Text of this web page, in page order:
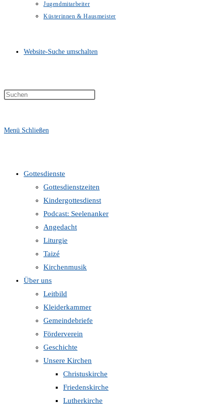
Jugendmitarbeiter
Küsterinnen & Hausmeister
Website-Suche umschalten
Menü Schließen
Gottesdienste
Gottesdienstzeiten
Kindergottesdienst
Podcast: Seelenanker
Angedacht
Liturgie
Taizé
Kirchenmusik
Über uns
Leitbild
Kleiderkammer
Gemeindebriefe
Förderverein
Geschichte
Unsere Kirchen
Christuskirche
Friedenskirche
Lutherkirche